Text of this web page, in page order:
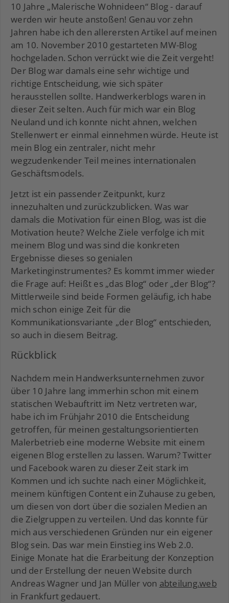
10 Jahre „Malerische Wohnideen“ Blog - darauf
werden wir heute anstoßen! Genau vor zehn
Jahren habe ich den allerersten Artikel auf meinen
am 10. November 2010 gestarteten MW-Blog
hochgeladen. Schon verrückt wie die Zeit vergeht!
Der Blog war damals eine sehr wichtige und
richtige Entscheidung, wie sich später
herausstellen sollte. Handwerkerblogs waren in
dieser Zeit selten. Auch für mich war ein Blog
Neuland und ich konnte nicht ahnen, welchen
Stellenwert er einmal einnehmen würde. Heute ist
mein Blog ein zentraler, nicht mehr
wegzudenkender Teil meines internationalen
Geschäftsmodels.
Jetzt ist ein passender Zeitpunkt, kurz
innezuhalten und zurückzublicken. Was war
damals die Motivation für einen Blog, was ist die
Motivation heute? Welche Ziele verfolge ich mit
meinem Blog und was sind die konkreten
Ergebnisse dieses so genialen
Marketinginstrumentes? Es kommt immer wieder
die Frage auf: Heißt es „das Blog“ oder „der Blog“?
Mittlerweile sind beide Formen geläufig, ich habe
mich schon einige Zeit für die
Kommunikationsvariante „der Blog“ entschieden,
so auch in diesem Beitrag.
Rückblick
Nachdem mein Handwerksunternehmen zuvor
über 10 Jahre lang immerhin schon mit einem
statischen Webauftritt im Netz vertreten war,
habe ich im Frühjahr 2010 die Entscheidung
getroffen, für meinen gestaltungsorientierten
Malerbetrieb eine moderne Website mit einem
eigenen Blog erstellen zu lassen. Warum? Twitter
und Facebook waren zu dieser Zeit stark im
Kommen und ich suchte nach einer Möglichkeit,
meinem künftigen Content ein Zuhause zu geben,
um diesen von dort über die sozialen Medien an
die Zielgruppen zu verteilen. Und das konnte für
mich aus verschiedenen Gründen nur ein eigener
Blog sein. Das war mein Einstieg ins Web 2.0.
Einige Monate hat die Erarbeitung der Konzeption
und der Erstellung der neuen Website durch
Andreas Wagner und Jan Müller von abteilung.web
in Frankfurt gedauert.